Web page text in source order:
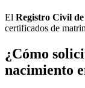
El Registro Civil de
certificados de
¿Cómo
nacimiento